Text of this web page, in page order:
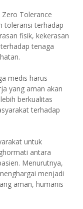
Tolerance
toleransi terhadap
fisik, kekerasan
tenaga
medis harus
yang aman akan
berkualitas
terhadap
untuk
antara
Menurutnya,
menjadi
aman, humanis